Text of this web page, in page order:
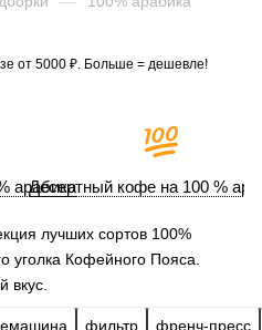
от 5000 ₽. Больше = дешевле!
арабика
Десертный кофе на 100 %
лучших сортов 100%
уголка Кофейного Пояса.
вкус.
фильтр френч-пресс